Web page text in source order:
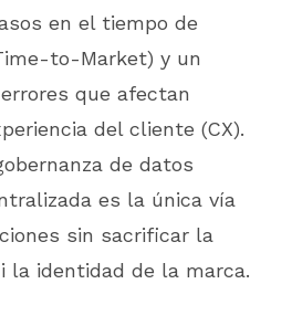
en el tiempo de
to-Market) y un
que afectan
del cliente (CX).
de datos
es la única vía
sin sacrificar la
la identidad de la marca.